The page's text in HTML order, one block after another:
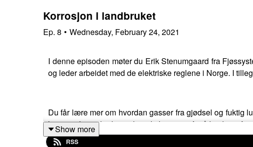
Korrosjon i landbruket
Ep. 8 • Wednesday, February 24, 2021
I denne episoden møter du Erik Stenumgaard fra
og leder arbeidet med de elektriske reglene i Norge. I
Du får lære mer om hvordan gasser fra gjødsel og fuktig
kan oppdage skader og hva du bør gjøre for å beskytte
Show more
RSS